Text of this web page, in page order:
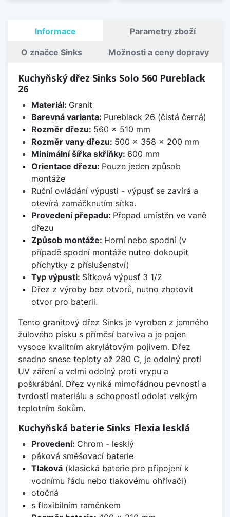
Informace Parametry zboží
O značce Sinks Možnosti a ceny dopravy
Kuchyňský dřez Sinks Solo 560 Pureblack
26
Materiál: Granit
Barevná varianta: Pureblack 26 (čistá černá)
Rozměr dřezu: 560 x 510 mm
Rozměr vany dřezu: 500 x 358 x 200 mm
Minimální šířka skříňky: 600 mm
Orientace dřezu: Pouze jeden způsob
montáže
Ruční ovládání výpusti - výpusť se zavírá a
otevírá zamáčknutím sítka.
Provedení přepadu: Přepad umístěn ve vaně
dřezu
Způsob montáže: Horní nebo spodní (v
případě spodní montáže nutno dokoupit
příchytky z příslušenství)
Typ výpusti: Sítková výpusť 3 1/2
Dřez z výroby bez otvorů, nutno zhotovit
otvor pro baterii.
Tento granitový dřez Sinks je vyroben z jemného
žulového písku s příměsí barviva a je pojen
vysoce kvalitním akrylátovým pojivem. Dřez
snadno snese teploty až 280 C, je odolný proti
UV záření a velmi odolný proti vrypu a
poškrábání. Dřez vyniká mimořádnou pevností a
tvrdostí materiálu a schopností odolat velkým
teplotním šokům.
Kuchyňská baterie Sinks Flexia lesklá
Provedení: Chrom - lesklý
páková směšovací baterie
Tlaková(klasická baterie pro připojení k
vodnímu řádu nebo tlakovému ohřívači)
otočná
s flexibilním raménkem